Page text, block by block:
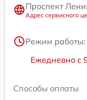
Проспект
Адрес сервисного
Режим работы:
Ежедневно с
Способы оплаты